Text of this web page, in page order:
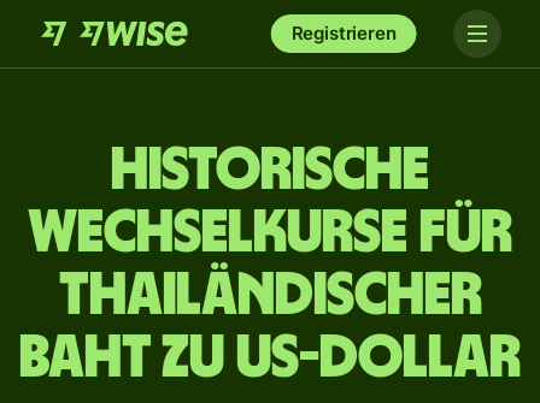
Registrieren
Historische
Wechselkurse für
thailändischer
Baht zu US-Dollar